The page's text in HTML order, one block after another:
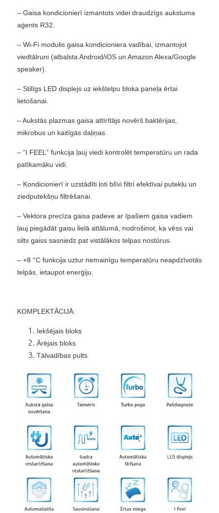
– Gaisa kondicionierī izmantots videi draudzīgs aukstuma
aģents R32.
– Wi-Fi modulis gaisa kondicioniera vadībai, izmantojot
viedtālruni (atbalsta Android/iOS un Amazon Alexa/Google
speaker).
– Stilīgs LED displejs uz iekštelpu bloka paneļa ērtai
lietošanai.
– Aukstās plazmas gaisa attīrītājs novērš baktērijas,
mikrobus un kaitīgās daļiņas.
– “I FEEL” funkcija ļauj viedi kontrolēt temperatūru un rada
patīkamāku vidi.
– Kondicionierī ir uzstādīti ļoti blīvi filtri efektīvai putekļu un
ziedputekšņu filtrēšanai.
– Vektora precīza gaisa padeve ar īpašiem gaisa vadiem
ļauj piegādāt gaisu lielā attālumā, nodrošinot, ka vēss vai
silts gaiss sasniedz pat vistālākos telpas nostūrus.
– +8 °C funkcija uztur nemainīgu temperatūru neapdzīvotās
telpās, ietaupot enerģiju.
KOMPLEKTĀCIJĀ:
Iekšējais bloks
Ārējais bloks
Tālvadības pults